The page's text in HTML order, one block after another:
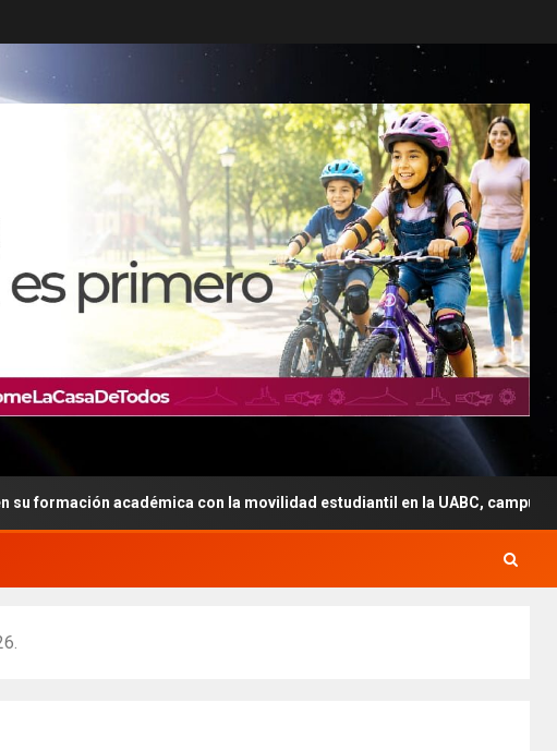
con la movilidad estudiantil en la UABC, campus Mexicali.